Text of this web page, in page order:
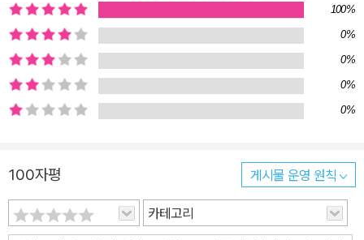
기, QR 코드를 활용한 받아쓰기(Dictation) 등 다양한 방법으로 쓰
기 활동을 해 볼 수 있도록 구성되어 있다. 만화를 통해 재미있게, 충
분한 말하기 연습으로 자신 있게,을 통해 더 탄탄하게 영어 실력을 쌓
을 수 있는『놓지 마 초등 영어 표현』은 즐겁게 공부하고 자신 있게 영
어를 말하고 싶은 초등학생들이 절대 놓을 수 없는 또 한 권의 필독서
100%
0%
0%
0%
0%
100자평 게시물 운영 원칙
카테고리